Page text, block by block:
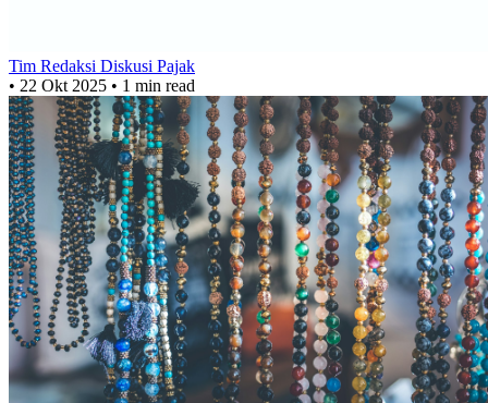
Tim Redaksi Diskusi Pajak
• 22 Okt 2025 • 1 min read